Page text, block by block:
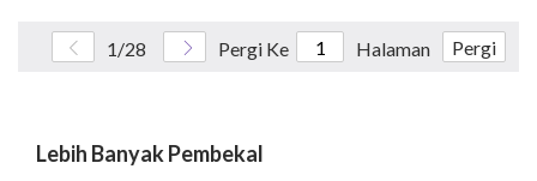
1/28 Pergi Ke Halaman Pergi
Lebih Banyak Pembekal